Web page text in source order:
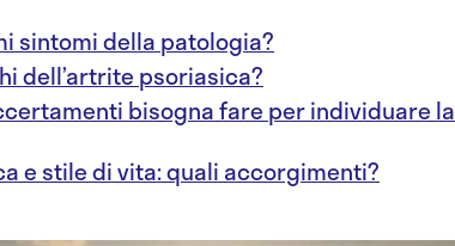
sintomi della patologia?
dell’artrite psoriasica?
bisogna fare per individuare la
e stile di vita: quali accorgimenti?